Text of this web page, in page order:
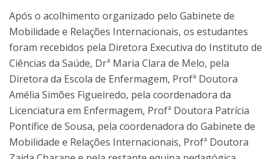
Após o acolhimento organizado pelo Gabinete de
Mobilidade e Relações Internacionais, os estudantes
foram recebidos pela Diretora Executiva do Instituto de
Ciências da Saúde, Drª Maria Clara de Melo, pela
Diretora da Escola de Enfermagem, Profª Doutora
Amélia Simões Figueiredo, pela coordenadora da
Licenciatura em Enfermagem, Profª Doutora Patrícia
Pontífice de Sousa, pela coordenadora do Gabinete de
Mobilidade e Relações Internacionais, Profª Doutora